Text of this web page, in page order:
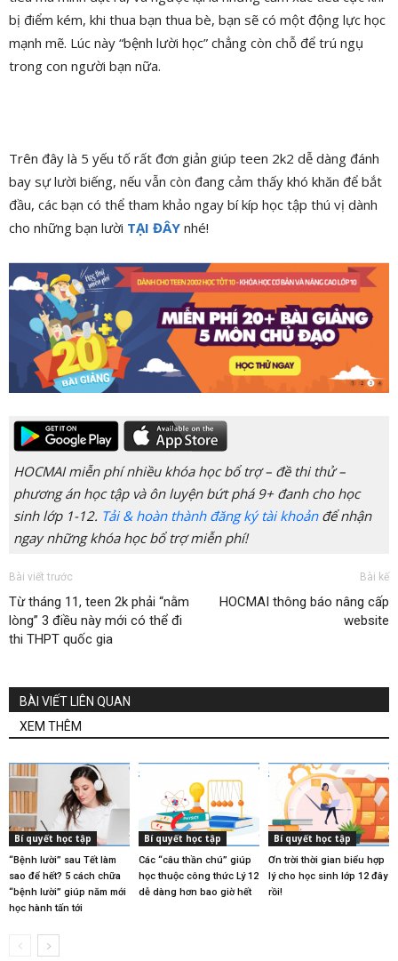
bị điểm kém, khi thua bạn thua bè, bạn sẽ có một động lực học
mạnh mẽ. Lúc này “bệnh lười học” chẳng còn chỗ để trú ngụ
trong con người bạn nữa.
Trên đây là 5 yếu tố rất đơn giản giúp teen 2k2 dễ dàng đánh
bay sự lười biếng, nếu vẫn còn đang cảm thấy khó khăn để bắt
đầu, các bạn có thể tham khảo ngay bí kíp học tập thú vị dành
cho những bạn lười TẠI ĐÂY nhé!
HOCMAI miễn phí nhiều khóa học bổ trợ – đề thi thử –
phương án học tập và ôn luyện bứt phá 9+ đanh cho học
sinh lớp 1-12. Tải & hoàn thành đăng ký tài khoảnđể nhận
ngay những khóa học bổ trợ miễn phí!
Bài viết trước
Từ tháng 11, teen 2k phải “nằm
lòng” 3 điều này mới có thể đi
thi THPT quốc gia
Bài kế
HOCMAI thông báo nâng cấp
website
BÀI VIẾT LIÊN QUAN
XEM THÊM
Bí quyết học tập
“Bệnh lười” sau Tết làm
sao để hết? 5 cách chữa
“bệnh lười” giúp năm mới
học hành tấn tới
Bí quyết học tập
Các “câu thần chú” giúp
học thuộc công thức Lý 12
dễ dàng hơn bao giờ hết
Bí quyết học tập
Ơn trời thời gian biểu hợp
lý cho học sinh lớp 12 đây
rồi!